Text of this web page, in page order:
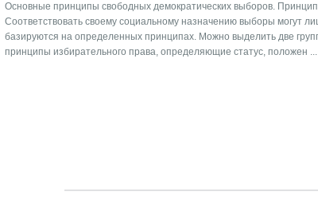
Основные принципы свободных демократических выборов.
Соответствовать своему социальному назначению выборы могут
базируются на определенных принципах. Можно выделить две
принципы избирательного права, определяющие статус, положен ...